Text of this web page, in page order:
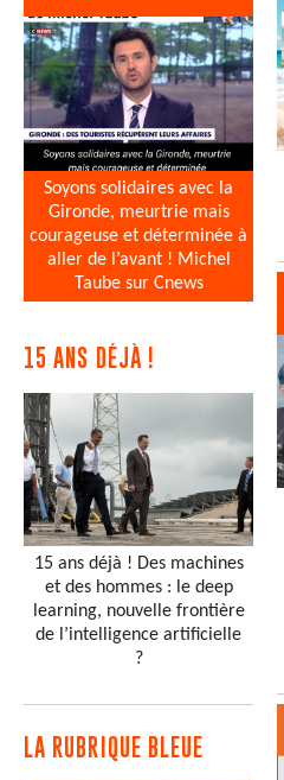
Soyons solidaires avec la
Gironde, meurtrie mais
courageuse et déterminée à
aller de l’avant ! Michel
Taube sur Cnews
15 ANS DÉJÀ !
15 ans déjà ! Des machines
et des hommes : le deep
learning, nouvelle frontière
de l’intelligence artificielle
?
LA RUBRIQUE BLEUE